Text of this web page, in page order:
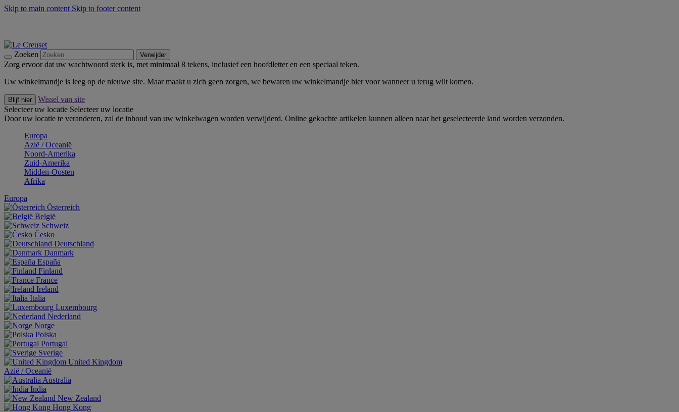
Skip to main content Skip to footer content
Zoeken Verwijder
Zorg ervoor dat uw wachtwoord sterk is, met minimaal 8 tekens, inclusief een hoofdletter en een speciaal teken.
Uw winkelmandje is leeg op de nieuwe site. Maar maakt u zich geen zorgen, we bewaren uw winkelmandje hier voor wanneer u terug wilt komen.
Blijf hier
Wissel van site
Selecteer uw locatie Selecteer uw locatie
Door uw locatie te veranderen, zal de inhoud van uw winkelwagen worden verwijderd. Online gekochte artikelen kunnen alleen naar het geselecteerde land worden verzonden.
Europa
Aziё / Oceaniё
Noord-Amerika
Zuid-Amerika
Midden-Oosten
Afrika
Europa
Österreich
België
Schweiz
Česko
Deutschland
Danmark
España
Finland
France
Ireland
Italia
Luxembourg
Nederland
Norge
Polska
Portugal
Sverige
United Kingdom
Aziё / Oceaniё
Australia
India
New Zealand
Hong Kong